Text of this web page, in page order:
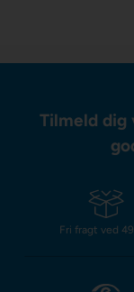
Tilmeld dig
Fri fragt ved